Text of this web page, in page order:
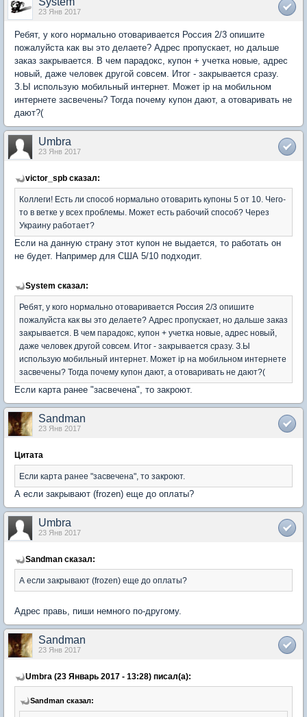
23 Янв 2017
Ребят, у кого нормально отоваривается Россия 2/3 опишите
пожалуйста как вы это делаете? Адрес пропускает, но дальше
заказ закрывается. В чем парадокс, купон + учетка новые, адрес
новый, даже человек другой совсем. Итог - закрывается сразу.
З.Ы использую мобильный интернет. Может ip на мобильном
интернете засвечены? Тогда почему купон дают, а отоваривать не
дают?(
Umbra
23 Янв 2017
victor_spb сказал:
Коллеги! Есть ли способ нормально отоварить купоны 5 от 10. Чего-
то в ветке у всех проблемы. Может есть рабочий способ? Через
Украину работает?
Если на данную страну этот купон не выдается, то работать он
не будет. Например для США 5/10 подходит.
System сказал:
Ребят, у кого нормально отоваривается Россия 2/3 опишите
пожалуйста как вы это делаете? Адрес пропускает, но дальше заказ
закрывается. В чем парадокс, купон + учетка новые, адрес новый,
даже человек другой совсем. Итог - закрывается сразу. З.Ы
использую мобильный интернет. Может ip на мобильном интернете
засвечены? Тогда почему купон дают, а отоваривать не дают?(
Если карта ранее "засвечена", то закроют.
Sandman
23 Янв 2017
Цитата
Если карта ранее "засвечена", то закроют.
А если закрывают (frozen) еще до оплаты?
Umbra
23 Янв 2017
Sandman сказал:
А если закрывают (frozen) еще до оплаты?
Адрес правь, пиши немного по-другому.
Sandman
23 Янв 2017
Umbra (23 Январь 2017 - 13:28) писал(а):
Sandman сказал: